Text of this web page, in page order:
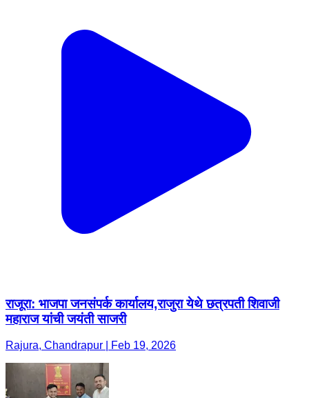
राजूरा: भाजपा जनसंपर्क कार्यालय,राजुरा येथे छत्रपती शिवाजी
महाराज यांची जयंती साजरी
Rajura, Chandrapur | Feb 19, 2026